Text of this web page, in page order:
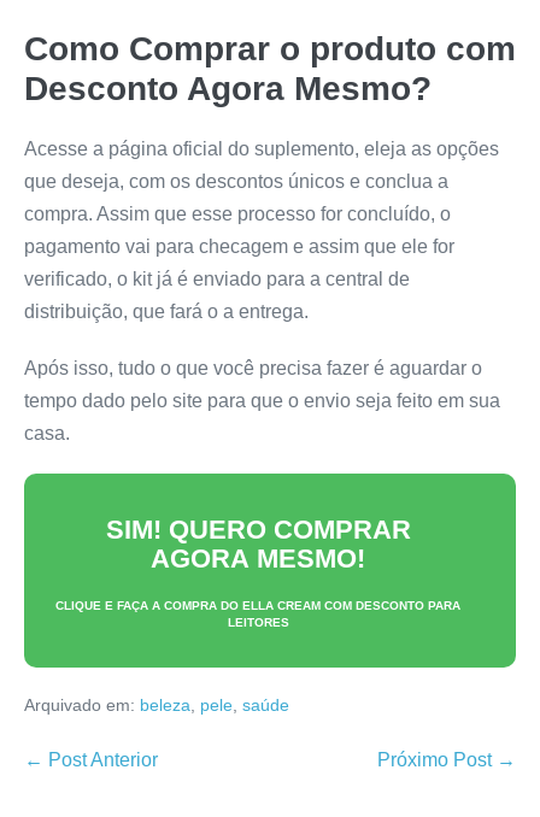
Como Comprar o produto com
Desconto Agora Mesmo?
Acesse a página oficial do suplemento, eleja as opções
que deseja, com os descontos únicos e conclua a
compra. Assim que esse processo for concluído, o
pagamento vai para checagem e assim que ele for
verificado, o kit já é enviado para a central de
distribuição, que fará o a entrega.
Após isso, tudo o que você precisa fazer é aguardar o
tempo dado pelo site para que o envio seja feito em sua
casa.
SIM! QUERO COMPRAR
AGORA MESMO!
CLIQUE E FAÇA A COMPRA DO ELLA CREAM COM DESCONTO PARA
LEITORES
Arquivado em: beleza pele saúde
Navegação
← Post Anterior Próximo Post →